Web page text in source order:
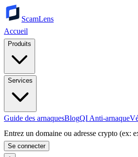
ScamLens
Accueil
Produits
Services
Guide des arnaquesBlogQI Anti-arnaque
Entrez un domaine ou adresse crypto (ex:
Se connecter